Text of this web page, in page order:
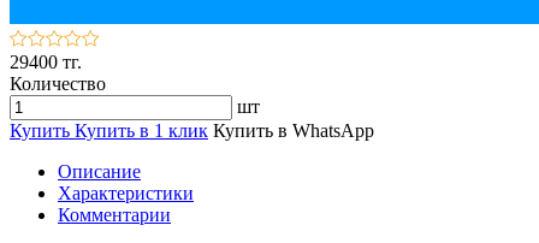
29400 тг.
Количество
шт
Купить Купить в 1 клик Купить в WhatsApp
Описание
Характеристики
Комментарии